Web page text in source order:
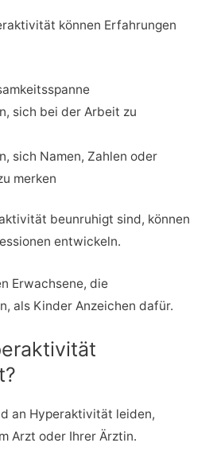
können Erfahrungen
sich bei der Arbeit zu
sich Namen, Zahlen oder
merken
beunruhigt sind, können
entwickeln.
Erwachsene, die
als Kinder Anzeichen dafür.
an Hyperaktivität leiden,
Arzt oder Ihrer Ärztin.